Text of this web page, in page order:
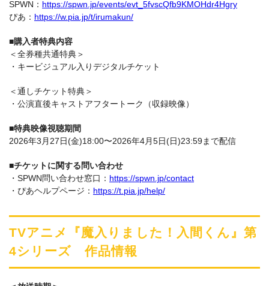
SPWN： https://spwn.jp/events/evt_5fvscQfb9KMOHdr4Hgry
ぴあ： https://w.pia.jp/t/irumakun/
■購入者特典内容
＜全券種共通特典＞
・キービジュアル入りデジタルチケット
＜通しチケット特典＞
・公演直後キャストアフタートーク（収録映像）
■特典映像視聴期間
2026年3月27日(金)18:00〜2026年4月5日(日)23:59まで配信
■チケットに関する問い合わせ
・SPWN問い合わせ窓口： https://spwn.jp/contact
・ぴあヘルプページ： https://t.pia.jp/help/
TVアニメ『魔入りました！入間くん』第
4シリーズ 作品情報